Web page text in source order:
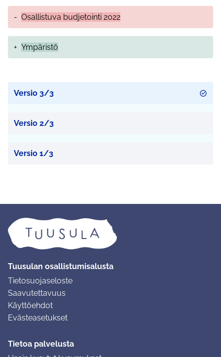
- Osallistuva budjetointi 2022
+ Ympäristö
Versio 3/3
Versio 2/3
Versio 1/3
Tuusulan osallistumisalusta
Tietosuojaseloste
Saavutettavuus
Käyttöehdot
Evästeasetukset
Tietoa palvelusta